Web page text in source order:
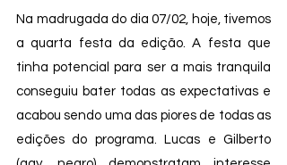
Na madrugada do dia 07/02, hoje, tivemos
a quarta festa da edição. A festa que
tinha potencial para ser a mais tranquila
conseguiu bater todas as expectativas e
acabou sendo uma das piores de todas as
edições do programa. Lucas e Gilberto